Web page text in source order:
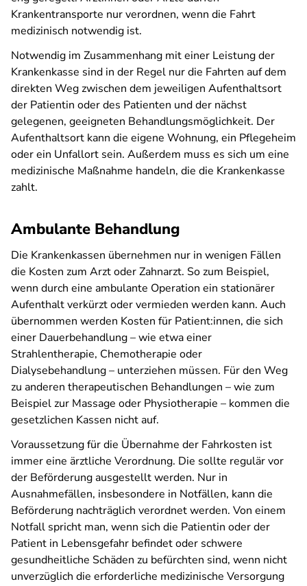
Krankentransporte nur verordnen, wenn die Fahrt
medizinisch notwendig ist.
Notwendig im Zusammenhang mit einer Leistung der
Krankenkasse sind in der Regel nur die Fahrten auf dem
direkten Weg zwischen dem jeweiligen Aufenthaltsort
der Patientin oder des Patienten und der nächst
gelegenen, geeigneten Behandlungsmöglichkeit. Der
Aufenthaltsort kann die eigene Wohnung, ein Pflegeheim
oder ein Unfallort sein. Außerdem muss es sich um eine
medizinische Maßnahme handeln, die die Krankenkasse
zahlt.
Ambulante Behandlung
Die Krankenkassen übernehmen nur in wenigen Fällen
die Kosten zum Arzt oder Zahnarzt. So zum Beispiel,
wenn durch eine ambulante Operation ein stationärer
Aufenthalt verkürzt oder vermieden werden kann. Auch
übernommen werden Kosten für Patient:innen, die sich
einer Dauerbehandlung – wie etwa einer
Strahlentherapie, Chemotherapie oder
Dialysebehandlung – unterziehen müssen. Für den Weg
zu anderen therapeutischen Behandlungen – wie zum
Beispiel zur Massage oder Physiotherapie – kommen die
gesetzlichen Kassen nicht auf.
Voraussetzung für die Übernahme der Fahrkosten ist
immer eine ärztliche Verordnung. Die sollte regulär vor
der Beförderung ausgestellt werden. Nur in
Ausnahmefällen, insbesondere in Notfällen, kann die
Beförderung nachträglich verordnet werden. Von einem
Notfall spricht man, wenn sich die Patientin oder der
Patient in Lebensgefahr befindet oder schwere
gesundheitliche Schäden zu befürchten sind, wenn nicht
unverzüglich die erforderliche medizinische Versorgung